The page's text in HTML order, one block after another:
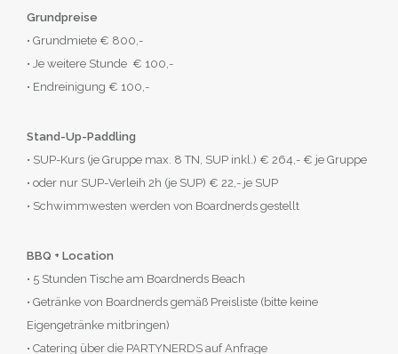
Grundpreise
• Grundmiete € 800,-
• Je weitere Stunde € 100,-
• Endreinigung € 100,-
Stand-Up-Paddling
• SUP-Kurs (je Gruppe max. 8 TN, SUP inkl.) € 264,- € je Gruppe
• oder nur SUP-Verleih 2h (je SUP) € 22,- je SUP
• Schwimmwesten werden von Boardnerds gestellt
BBQ + Location
• 5 Stunden Tische am Boardnerds Beach
• Getränke von Boardnerds gemäß Preisliste (bitte keine
Eigengetränke mitbringen)
• Catering über die PARTYNERDS auf Anfrage